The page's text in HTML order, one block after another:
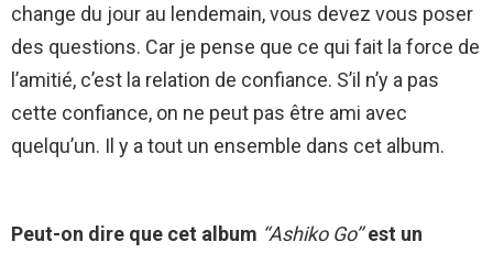
change du jour au lendemain, vous devez vous poser
des questions. Car je pense que ce qui fait la force de
l’amitié, c’est la relation de confiance. S’il n’y a pas
cette confiance, on ne peut pas être ami avec
quelqu’un. Il y a tout un ensemble dans cet album.
Peut-on dire que cet album ‘‘Ashiko Go’’est un